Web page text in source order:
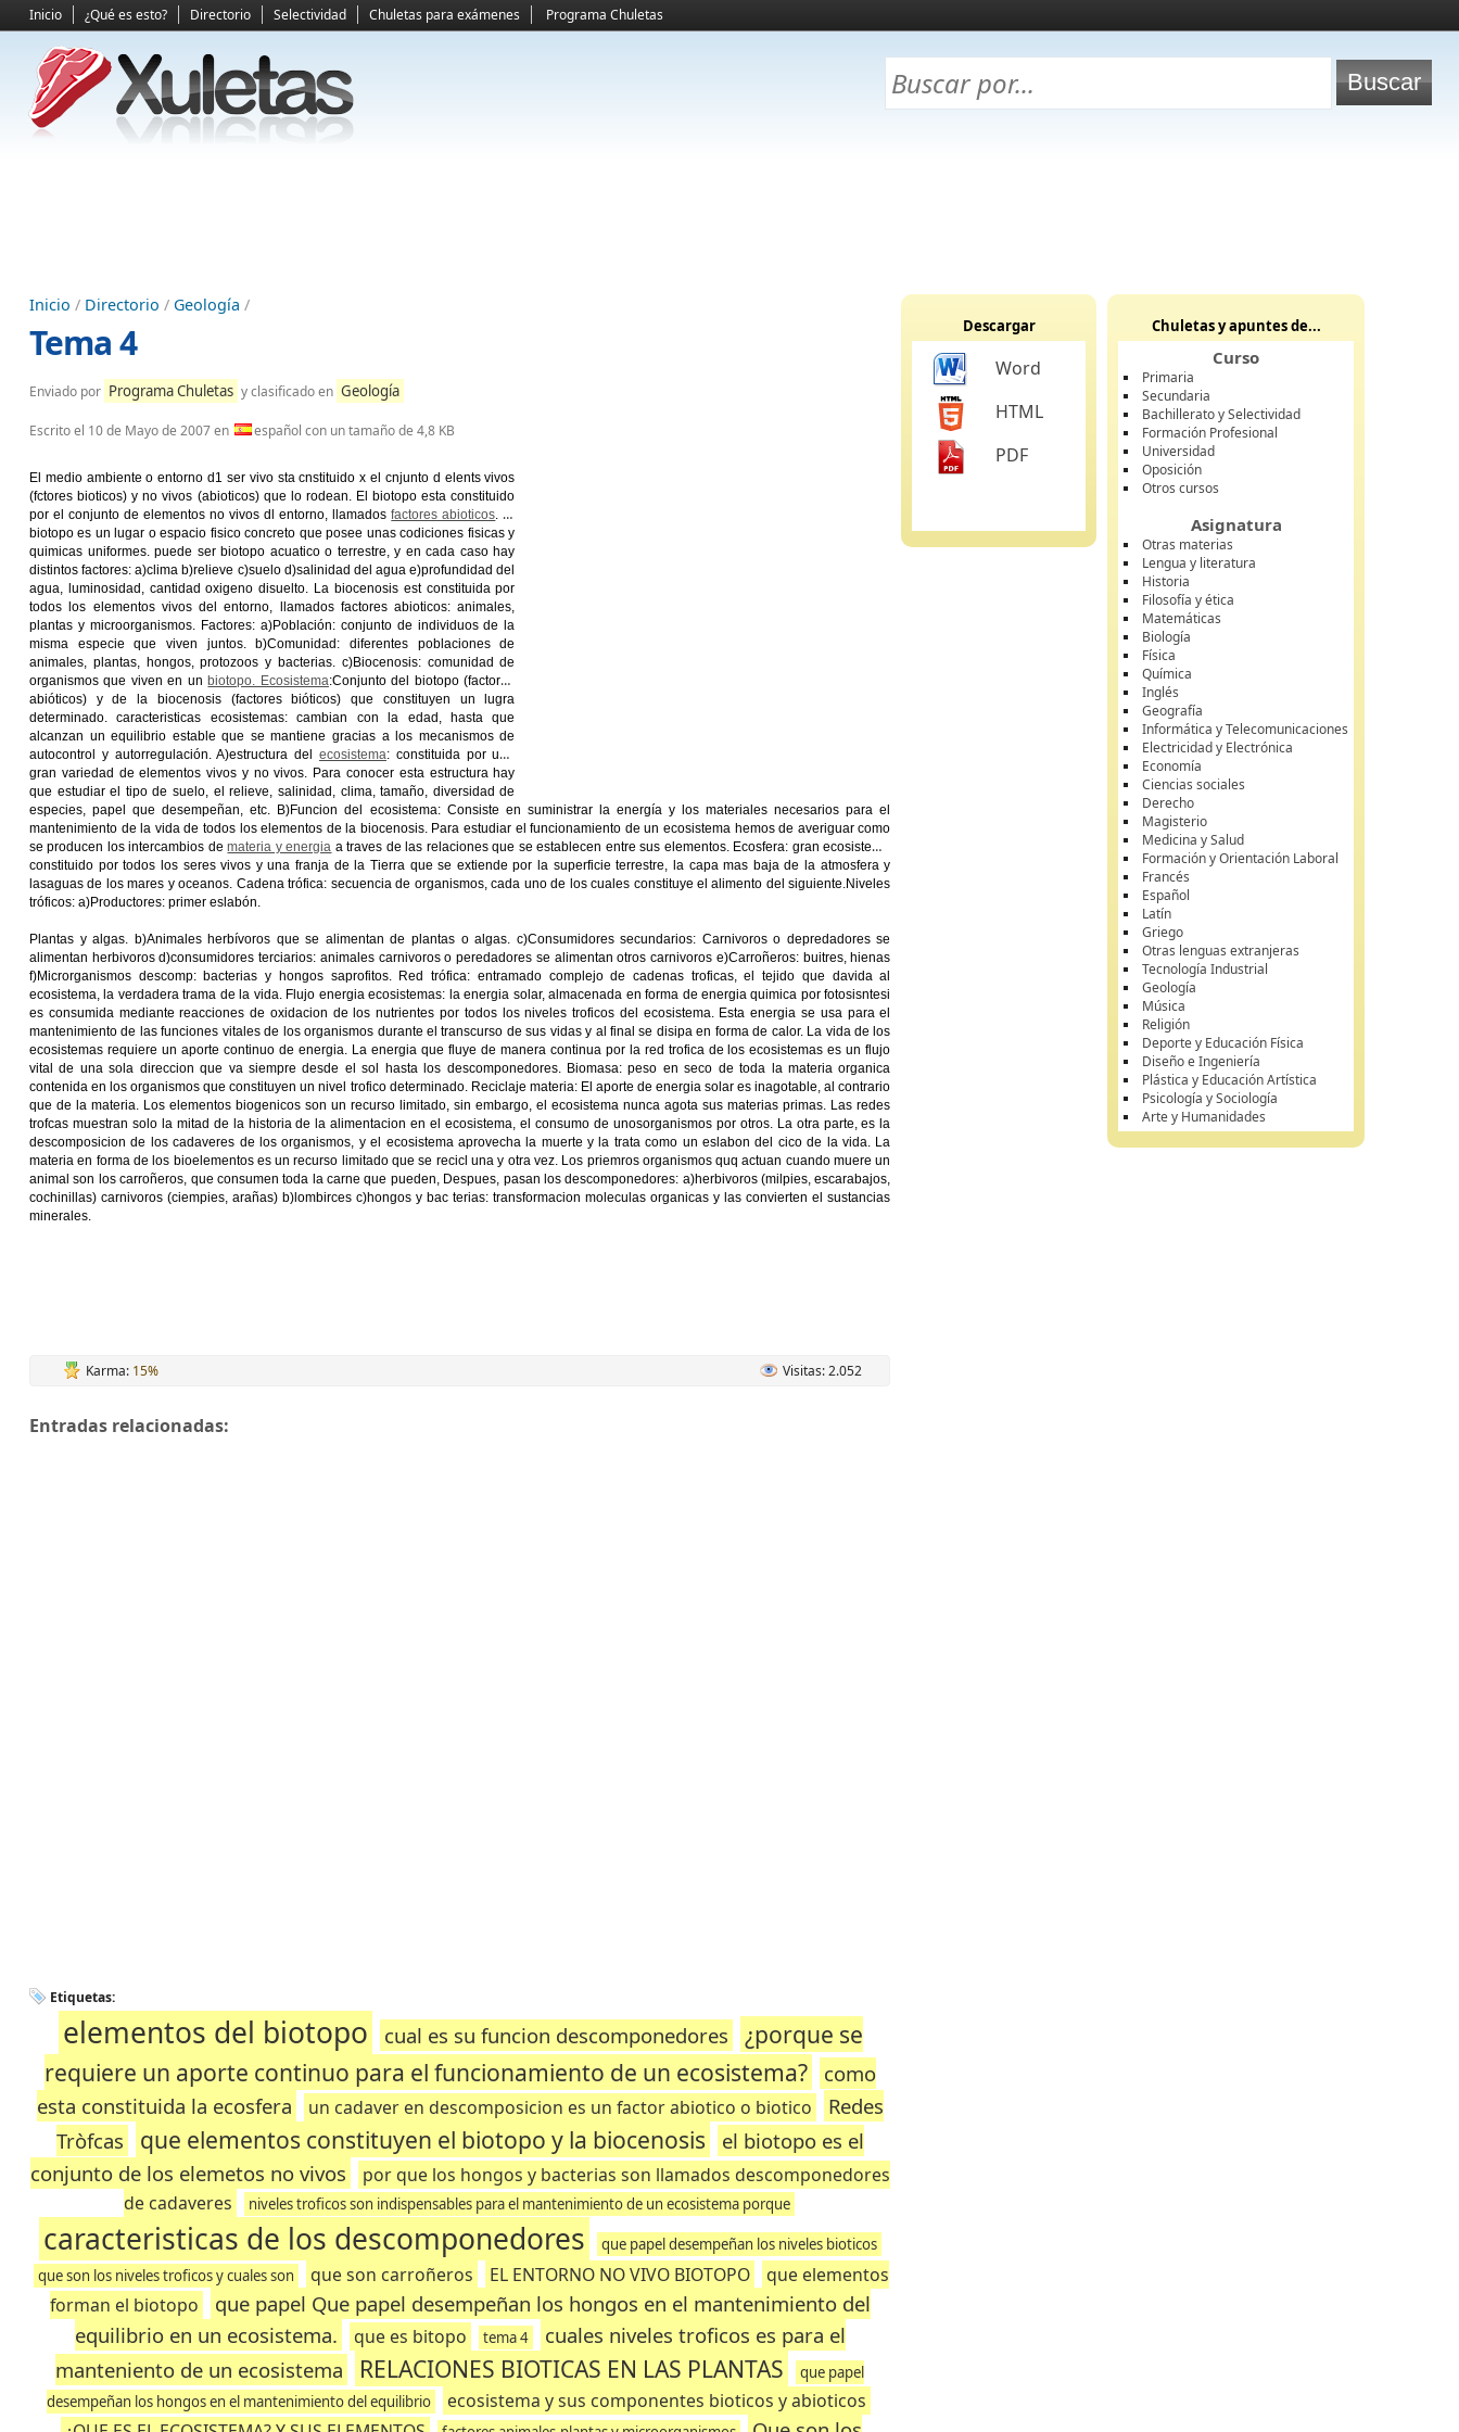
Inicio ¿Qué es esto? Directorio Selectividad Chuletas para exámenes Programa Chuletas
Inicio / Directorio / Geología /
Tema 4
Enviado por Programa Chuletas y clasificado en Geología
Escrito el 10 de Mayo de 2007en español con un tamaño de 4,8 KB
El medio ambiente o entorno d1 ser vivo sta cnstituido x el cnjunto d elents vivos
(fctores bioticos) y no vivos (abioticos) que lo rodean. El biotopo esta constituido
por el conjunto de elementos no vivos dl entorno, llamadosfactores abioticos. El
biotopo es un lugar o espacio fisico concreto que posee unas codiciones fisicas y
quimicas uniformes. puede ser biotopo acuatico o terrestre, y en cada caso hay
distintos factores: a)clima b)relieve c)suelo d)salinidad del agua e)profundidad del
agua, luminosidad, cantidad oxigeno disuelto. La biocenosis est constituida por
todos los elementos vivos del entorno, llamados factores abioticos: animales,
plantas y microorganismos. Factores: a)Población: conjunto de individuos de la
misma especie que viven juntos. b)Comunidad: diferentes poblaciones de
animales, plantas, hongos, protozoos y bacterias. c)Biocenosis: comunidad de
organismos que viven en un biotopo. Ecosistema:Conjunto del biotopo (factores
abióticos) y de la biocenosis (factores bióticos) que constituyen un lugra
determinado. caracteristicas ecosistemas: cambian con la edad, hasta que
alcanzan un equilibrio estable que se mantiene gracias a los mecanismos de
autocontrol y autorregulación. A)estructura del ecosistema: constituida por una
gran variedad de elementos vivos y no vivos. Para conocer esta estructura hay
que estudiar el tipo de suelo, el relieve, salinidad, clima, tamaño, diversidad de
especies, papel que desempeñan, etc. B)Funcion del ecosistema: Consiste en suministrar la energía y los materiales necesarios para el
mantenimiento de la vida de todos los elementos de la biocenosis. Para estudiar el funcionamiento de un ecosistema hemos de averiguar como
se producen los intercambios demateria y energia a traves de las relaciones que se establecen entre sus elementos. Ecosfera: gran ecosistema
constituido por todos los seres vivos y una franja de la Tierra que se extiende por la superficie terrestre, la capa mas baja de la atmosfera y
lasaguas de los mares y oceanos. Cadena trófica: secuencia de organismos, cada uno de los cuales constituye el alimento del siguiente.Niveles
tróficos: a)Productores: primer eslabón.
Plantas y algas. b)Animales herbívoros que se alimentan de plantas o algas. c)Consumidores secundarios: Carnivoros o depredadores se
alimentan herbivoros d)consumidores terciarios: animales carnivoros o peredadores se alimentan otros carnivoros e)Carroñeros: buitres, hienas
f)Microrganismos descomp: bacterias y hongos saprofitos. Red trófica: entramado complejo de cadenas troficas, el tejido que davida al
ecosistema, la verdadera trama de la vida. Flujo energia ecosistemas: la energia solar, almacenada en forma de energia quimica por fotosisntesi
es consumida mediante reacciones de oxidacion de los nutrientes por todos los niveles troficos del ecosistema. Esta energia se usa para el
mantenimiento de las funciones vitales de los organismos durante el transcurso de sus vidas y al final se disipa en forma de calor. La vida de los
ecosistemas requiere un aporte continuo de energia. La energia que fluye de manera continua por la red trofica de los ecosistemas es un flujo
vital de una sola direccion que va siempre desde el sol hasta los descomponedores. Biomasa: peso en seco de toda la materia organica
contenida en los organismos que constituyen un nivel trofico determinado. Reciclaje materia: El aporte de energia solar es inagotable, al contrario
que de la materia. Los elementos biogenicos son un recurso limitado, sin embargo, el ecosistema nunca agota sus materias primas. Las redes
trofcas muestran solo la mitad de la historia de la alimentacion en el ecosistema, el consumo de unosorganismos por otros. La otra parte, es la
descomposicion de los cadaveres de los organismos, y el ecosistema aprovecha la muerte y la trata como un eslabon del cico de la vida. La
materia en forma de los bioelementos es un recurso limitado que se recicl una y otra vez. Los priemros organismos quq actuan cuando muere un
animal son los carroñeros, que consumen toda la carne que pueden, Despues, pasan los descomponedores: a)herbivoros (milpies, escarabajos,
cochinillas) carnivoros (ciempies, arañas) b)lombirces c)hongos y bac terias: transformacion moleculas organicas y las convierten el sustancias
minerales.
Karma: 15% Visitas: 2.052
Entradas relacionadas:
Etiquetas:
elementos del biotopo cual es su funcion descomponedores
¿porque se
requiere un aporte continuo para el funcionamiento de un ecosistema?
como
esta constituida la ecosfera
un cadaver en descomposicion es un factor abiotico o biotico
Redes
Tròfcas
que elementos constituyen el biotopo y la biocenosis
el biotopo es el
conjunto de los elemetos no vivos
por que los hongos y bacterias son llamados descomponedores
de cadaveres
niveles troficos son indispensables para el mantenimiento de un ecosistema porque
caracteristicas de los descomponedores
que papel desempeñan los niveles bioticos
que son los niveles troficos y cuales son
que son carroñeros EL ENTORNO NO VIVO BIOTOPO
que elementos
forman el biotopo
que papel Que papel desempeñan los hongos en el mantenimiento del
equilibrio en un ecosistema.
que es bitopo tema 4
cuales niveles troficos es para el
manteniento de un ecosistema
RELACIONES BIOTICAS EN LAS PLANTAS
que papel
desempeñan los hongos en el mantenimiento del equilibrio
ecosistema y sus componentes bioticos y abioticos
Descargar
Word
HTML
PDF
Chuletas y apuntes de...
Curso
Primaria
Secundaria
Bachillerato y Selectividad
Formación Profesional
Universidad
Oposición
Otros cursos
Asignatura
Otras materias
Lengua y literatura
Historia
Filosofía y ética
Matemáticas
Biología
Física
Química
Inglés
Geografía
Informática y Telecomunicaciones
Electricidad y Electrónica
Economía
Ciencias sociales
Derecho
Magisterio
Medicina y Salud
Formación y Orientación Laboral
Francés
Español
Latín
Griego
Otras lenguas extranjeras
Tecnología Industrial
Geología
Música
Religión
Deporte y Educación Física
Diseño e Ingeniería
Plástica y Educación Artística
Psicología y Sociología
Arte y Humanidades